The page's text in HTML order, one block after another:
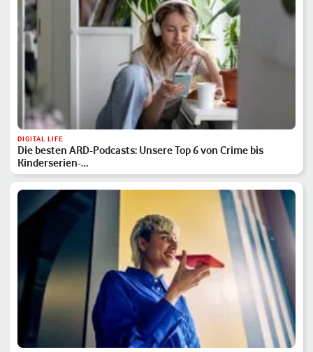
DIGITAL LIFE
Die besten ARD-Podcasts: Unsere Top 6 von Crime bis
Kinderserien-…